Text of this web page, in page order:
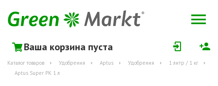
Ваша корзина пуста
Каталог товаров Удобрения Aptus Удобрения
1 литр / 1 кг
Aptus Super PK 1 л